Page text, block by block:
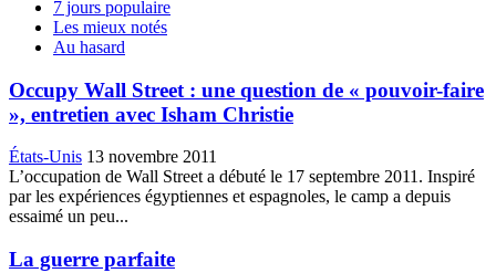
7 jours populaire
Les mieux notés
Au hasard
Occupy Wall Street : une question de « pouvoir-faire
», entretien avec Isham Christie
États-Unis 13 novembre 2011
L’occupation de Wall Street a débuté le 17 septembre 2011. Inspiré
par les expériences égyptiennes et espagnoles, le camp a depuis
essaimé un peu...
La guerre parfaite